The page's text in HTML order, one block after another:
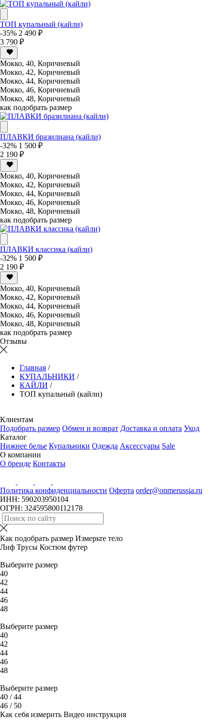
ТОП купальный (кайли)
-35% 2 490 ₽
3 790 ₽
Мокко, 40, Коричневый
Мокко, 42, Коричневый
Мокко, 44, Коричневый
Мокко, 46, Коричневый
Мокко, 48, Коричневый
как подобрать размер
ПЛАВКИ бразилиана (кайли)
-32% 1 500 ₽
2 190 ₽
Мокко, 40, Коричневый
Мокко, 42, Коричневый
Мокко, 44, Коричневый
Мокко, 46, Коричневый
Мокко, 48, Коричневый
как подобрать размер
ПЛАВКИ классика (кайли)
-32% 1 500 ₽
2 190 ₽
Мокко, 40, Коричневый
Мокко, 42, Коричневый
Мокко, 44, Коричневый
Мокко, 46, Коричневый
Мокко, 48, Коричневый
как подобрать размер
Отзывы
Главная /
КУПАЛЬНИКИ /
КАЙЛИ /
ТОП купальный (кайли)
Клиентам
Подобрать размер Обмен и возврат Доставка и оплата Уход
Каталог
Нижнее белье Купальники Одежда Аксессуары Sale
О компании
О бренде Контакты
Политика конфиденциальности Оферта order@onmerussia.ru
ИНН: 590203950104
ОГРН: 324595800112178
Как подобрать размер Измерьте тело
Лиф Трусы Костюм футер
Выберите размер
40
42
44
46
48
Выберите размер
40
42
44
46
48
Выберите размер
40 / 44
46 / 50
Как себя измерить Видео инструкция